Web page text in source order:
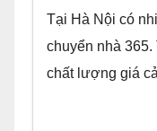
Tại Hà Nội có
chuyển nhà 365.
chất lượng giá